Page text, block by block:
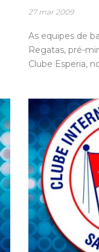
27 mar 2009
As equipes de
Regatas, pré-
Clube Esperia,